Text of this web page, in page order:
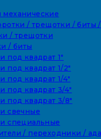
механические
/ трещотки / биты
/ трещотки
/ биты
под квадрат 1"
под квадрат 1/2"
под квадрат 1/4"
под квадрат 3/4"
под квадрат 3/8"
свечные
специальные
/ переходники /